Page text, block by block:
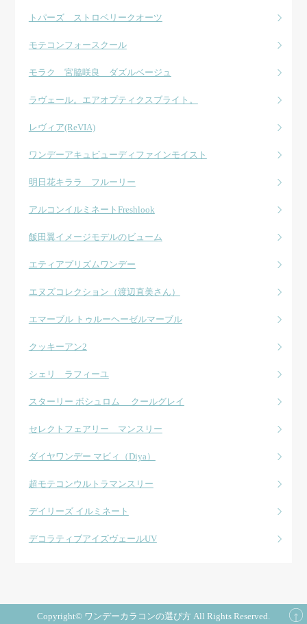
トパーズ ストロベリークオーツ
モテコンフォースクール
モラク 宮脇咲良 ダズルベージュ
ラヴェール。エアオプティクスブライト。
レヴィア(ReVIA)
ワンデーアキュビューディファインモイスト
明日花キララ フルーリー
アルコンイルミネートFreshlook
飯田翼イメージモデルのビューム
エティアプリズムワンデー
エヌズコレクション（渡辺直美さん）
エマーブル トゥルーヘーゼルマーブル
クッキーアン2
シェリ ラフィーユ
スターリー ボシュロム クールグレイ
セレクトフェアリー マンスリー
ダイヤワンデー マビィ（Diya）
超モテコンウルトラマンスリー
デイリーズ イルミネート
デコラティブアイズヴェールUV
Copyright© ワンデーカラコンの選び方 All Rights Reserved.